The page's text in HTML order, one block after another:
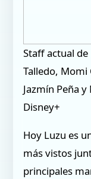
Staff actual
Talledo,
Jazmín Peña
Disney+
Hoy Luzu es
más vistos
principales